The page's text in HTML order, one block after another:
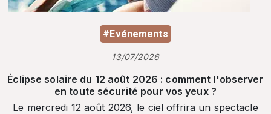
#Evénements
13/07/2026
Éclipse solaire du 12 août 2026 : comment l'observer
en toute sécurité pour vos yeux ?
Le mercredi 12 août 2026, le ciel offrira un spectacle